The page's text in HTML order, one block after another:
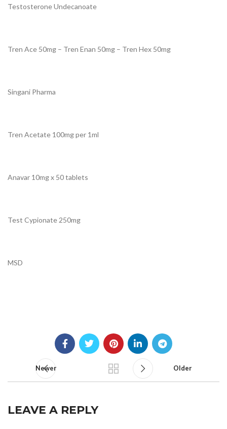
Testosterone Undecanoate
Tren Ace 50mg – Tren Enan 50mg – Tren Hex 50mg
Singani Pharma
Tren Acetate 100mg per 1ml
Anavar 10mg x 50 tablets
Test Cypionate 250mg
MSD
Newer Older
LEAVE A REPLY